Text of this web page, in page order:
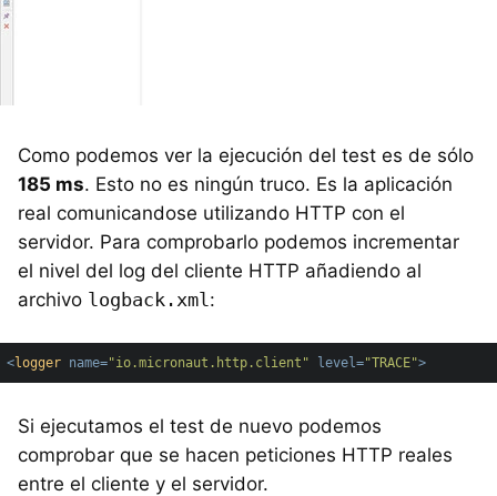
Como podemos ver la ejecución del test es de sólo
185 ms. Esto no es ningún truco. Es la aplicación
real comunicandose utilizando HTTP con el
servidor. Para comprobarlo podemos incrementar
el nivel del log del cliente HTTP añadiendo al
archivo logback.xml :
<logger name="io.micronaut.http.client" level ="TRACE">
Si ejecutamos el test de nuevo podemos
comprobar que se hacen peticiones HTTP reales
entre el cliente y el servidor.